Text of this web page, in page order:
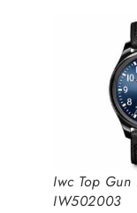
Iwc Top
IW502003